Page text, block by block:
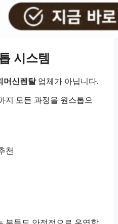
시스템
머신렌탈업체가 아닙니다.
지 모든 과정을 원스톱으
천